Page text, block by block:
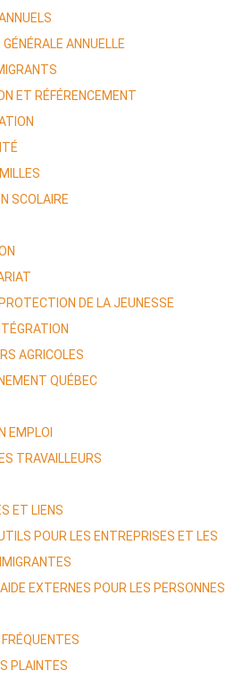
ANNUELLE
ET RÉFÉRENCEMENT
SCOLAIRE
DE LA JEUNESSE
AGRICOLES
QUÉBEC
EMPLOI
TRAVAILLEURS
ET LIENS
POUR LES ENTREPRISES ET LES
EXTERNES POUR LES PERSONNES
PLAINTES